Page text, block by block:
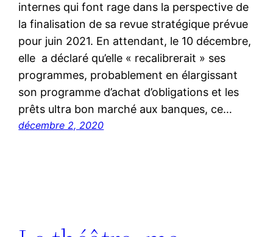
internes qui font rage dans la perspective de
la finalisation de sa revue stratégique prévue
pour juin 2021. En attendant, le 10 décembre,
elle a déclaré qu’elle « recalibrerait » ses
programmes, probablement en élargissant
son programme d’achat d’obligations et les
prêts ultra bon marché aux banques, ce…
décembre 2, 2020